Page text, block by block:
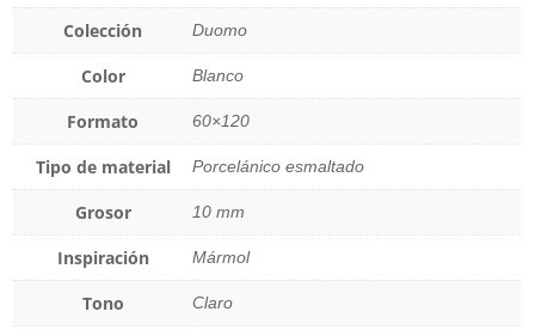
Colección Duomo
Color Blanco
Formato 60×120
Tipo de material Porcelánico esmaltado
Grosor 10 mm
Inspiración Mármol
Tono Claro